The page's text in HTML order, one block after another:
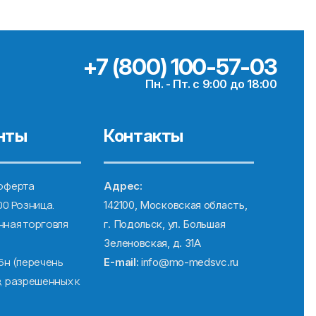
+7 (800) 100-57-03
Пн. - Пт. с 9:00 до 18:00
Розница.
торговля
(перечень
разрешенных к
Контакты
Адрес:
142100, Московская область,
г. Подольск, ул. Большая
Зеленовская, д. 31А
E-mail: info@mo-medsvc.ru